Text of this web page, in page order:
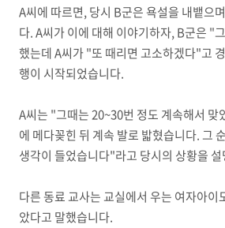
A씨에 따르면, 당시 B군은 욕설을 내뱉으
다. A씨가 이에 대해 이야기하자, B군은 "
했는데 A씨가 "또 때리면 고소하겠다"고
행이 시작되었습니다.
A씨는 "그때는 20~30번 정도 계속해서 맞
에 메다꽂힌 뒤 계속 발로 밟혔습니다. 그
생각이 들었습니다"라고 당시의 상황을
다른 동료 교사는 교실에서 우는 여자아이
았다고 말했습니다.